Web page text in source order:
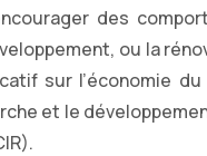
des
ou la
sur l’économie
et le